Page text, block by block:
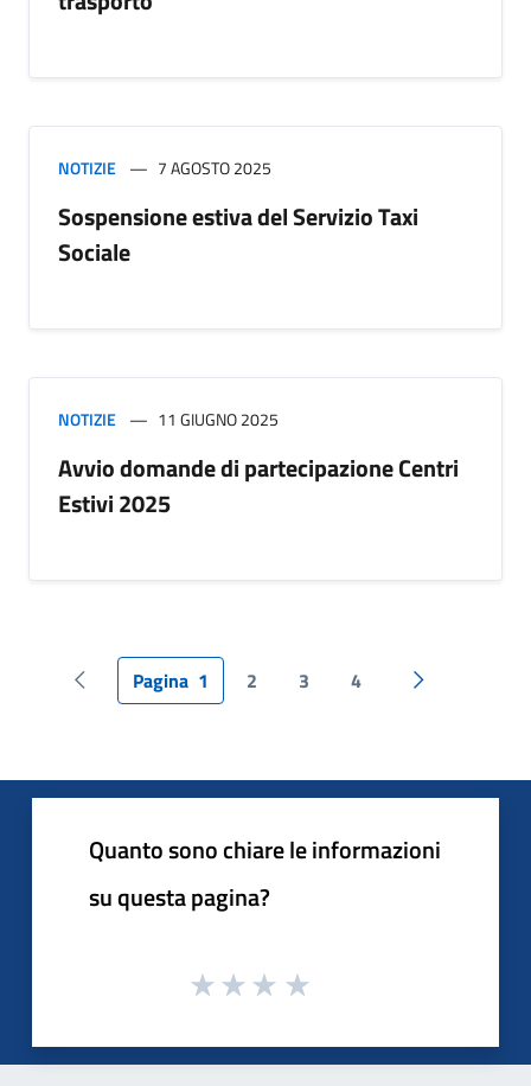
NOTIZIE 7 AGOSTO 2025
Sospensione estiva del Servizio Taxi
Sociale
NOTIZIE 11 GIUGNO 2025
Avvio domande di partecipazione Centri
Estivi 2025
Pagina precedente
Pagina 1 2 3 4 Pagina
Quanto sono chiare le informazioni
su questa pagina?